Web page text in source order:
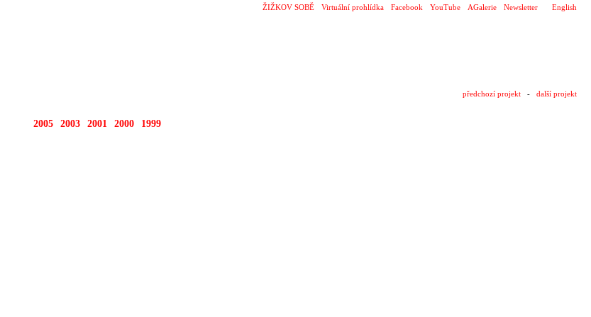
English
ŽIŽKOV SOBĚ Virtuální prohlídka Facebook YouTube AGalerie Newsletter
předchozí projekt - další projekt
2005 2003 2001 2000 1999